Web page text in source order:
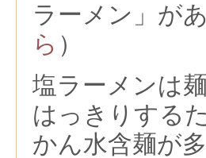
ラーメン」が
ら ）
塩ラーメンは
はっきりする
かん水含麺が